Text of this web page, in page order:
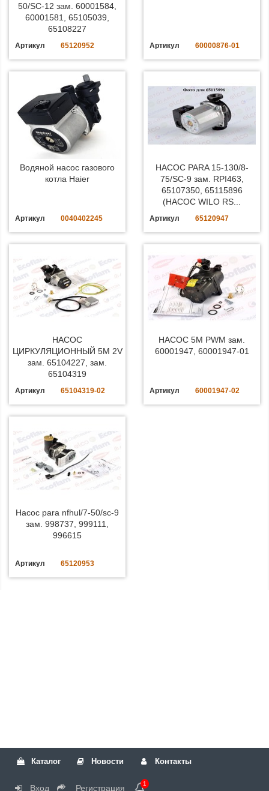
50/SC-12 зам. 60001584,
60001581, 65105039,
65108227
Артикул 65120952 Артикул 60000876-01
Водяной насос газового
котла Haier
Артикул 0040402245
НАСОС PARA 15-130/8-
75/SC-9 зам. RPI463,
65107350, 65115896
(НАСОС WILO RS...
Артикул 65120947
НАСОС
ЦИРКУЛЯЦИОННЫЙ 5M 2V
зам. 65104227, зам.
65104319
Артикул 65104319-02
НАСОС 5M PWM зам.
60001947, 60001947-01
Артикул 60001947-02
Насос para nfhul/7-50/sc-9
зам. 998737, 999111,
996615
Артикул 65120953
Каталог Новости Контакты
Вход Регистрация 1